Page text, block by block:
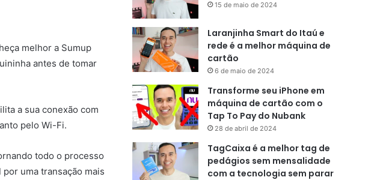
melhor a Sumup
antes de tomar
a sua conexão com
pelo Wi-Fi.
todo o processo
uma transação mais
15 de maio de 2024
Laranjinha Smart do Itaú e
rede é a melhor máquina de
cartão
6 de maio de 2024
Transforme seu iPhone em
máquina de cartão com o
Tap To Pay do Nubank
28 de abril de 2024
TagCaixa é a melhor tag de
pedágios sem mensalidade
com a tecnologia sem parar